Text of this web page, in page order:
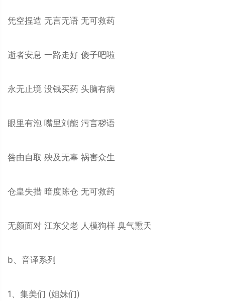
凭空捏造 无言无语 无可救药
逝者安息 一路走好 傻子吧啦
永无止境 没钱买药 头脑有病
眼里有泡 嘴里刘能 污言秽语
咎由自取 殃及无辜 祸害众生
仓皇失措 暗度陈仓 无可救药
无颜面对 江东父老 人模狗样 臭气熏天
b、音译系列
1、集美们 (姐妹们)